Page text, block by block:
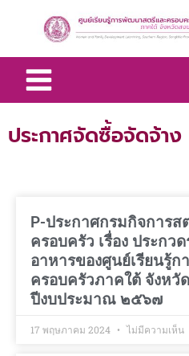
Main
Menu
ประกาศจัดซื้อจัดจ้าง
P-ประกาศกรมกิจการส
ครอบครัว เรื่อง ประกว
อาหารของศูนย์เรียนรู้
ครอบครัวภาคใต้ จังหวั
ปีงบประมาณ ๒๕๖๗
17 พฤษภาคม 2024 ไม่มีความเห็น
a
g
e
a
g
e